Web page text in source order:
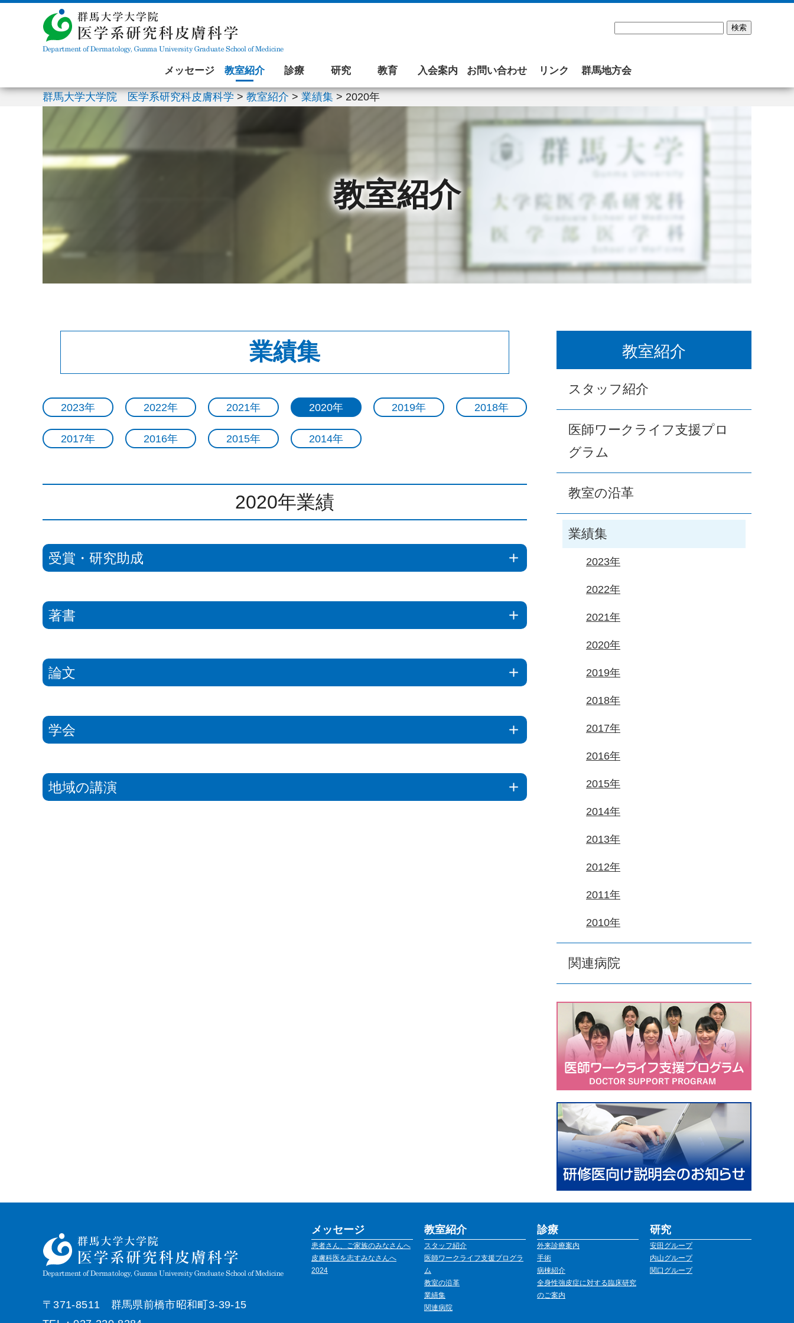
メッセージ 教室紹介 診療 研究 教育 入会案内 お問い合わせ リンク 群馬地方会
群馬大学大学院 医学系研究科皮膚科学 > 教室紹介 > 業績集 > 2020年
教室紹介
業績集
2023年 2022年 2021年 2020年 2019年 2018年
2017年 2016年 2015年 2014年
2020年業績
受賞・研究助成
著書
論文
学会
地域の講演
教室紹介
スタッフ紹介
医師ワークライフ支援プロ
グラム
教室の沿革
業績集
2023年
2022年
2021年
2020年
2019年
2018年
2017年
2016年
2015年
2014年
2013年
2012年
2011年
2010年
関連病院
〒371-8511 群馬県前橋市昭和町3-39-15
メッセージ
患者さん、ご家族のみなさんへ
皮膚科医を志すみなさんへ
2024
教室紹介
スタッフ紹介
医師ワークライフ支援プログラ
ム
教室の沿革
業績集
関連病院
診療
外来診療案内
手術
病棟紹介
全身性強皮症に対する臨床研究
のご案内
研究
安田グループ
内山グループ
関口グループ